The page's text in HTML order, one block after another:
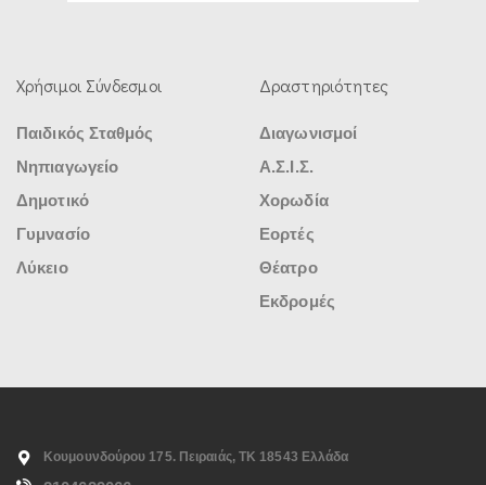
Χρήσιμοι Σύνδεσμοι
Παιδικός Σταθμός
Νηπιαγωγείο
Δημοτικό
Γυμνασίο
Λύκειο
Δραστηριότητες
Διαγωνισμοί
Α.Σ.Ι.Σ.
Χορωδία
Εορτές
Θέατρο
Εκδρομές
Κουμουνδούρου 175. Πειραιάς, ΤΚ 18543 Ελλάδα